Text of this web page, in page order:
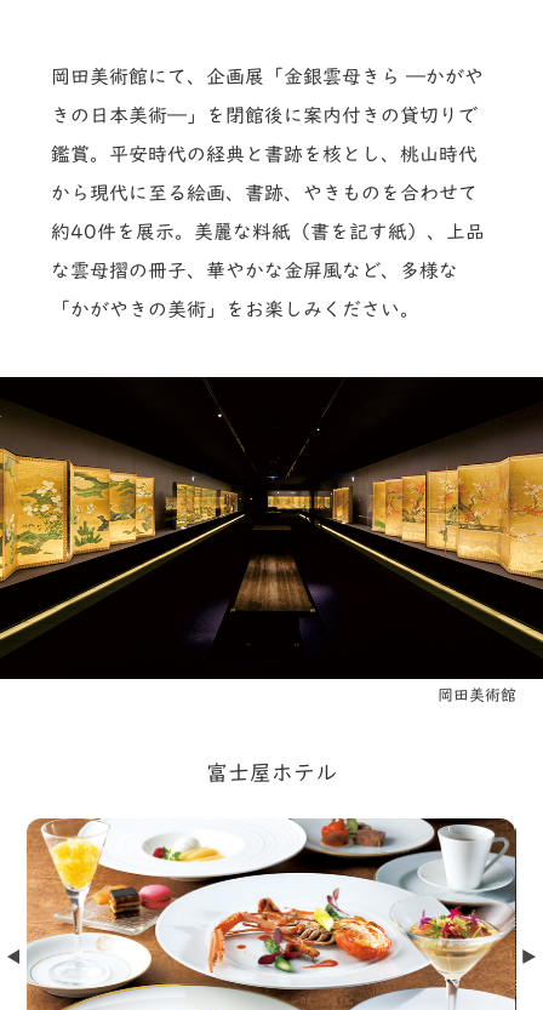
岡田美術館にて、企画展「金銀雲母きら ―かがや
きの日本美術―」を閉館後に案内付きの貸切りで
鑑賞。平安時代の経典と書跡を核とし、桃山時代
から現代に至る絵画、書跡、やきものを合わせて
約40件を展示。美麗な料紙（書を記す紙）、上品
な雲母摺の冊子、華やかな金屏風など、多様な
「かがやきの美術」をお楽しみください。
岡田美術館
富士屋ホテル
Prev Next